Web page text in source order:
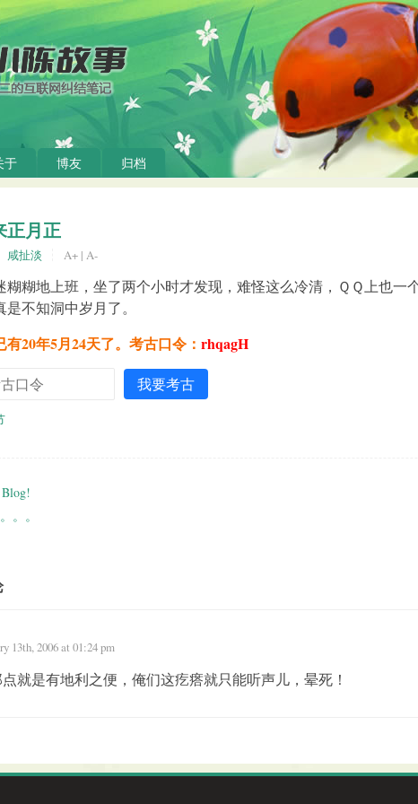
于 博友 归档
正月正
咸扯淡 A+ | A-
糊糊地上班，坐了两个小时才发现，难怪这么冷清，ＱＱ上也
不知洞中岁月了。
20年5月24天了。考古口令： rhqagH
我要考古
。。
13th, 2006 at 01:24 pm
就是有地利之便，俺们这疙瘩就只能听声儿，晕死！